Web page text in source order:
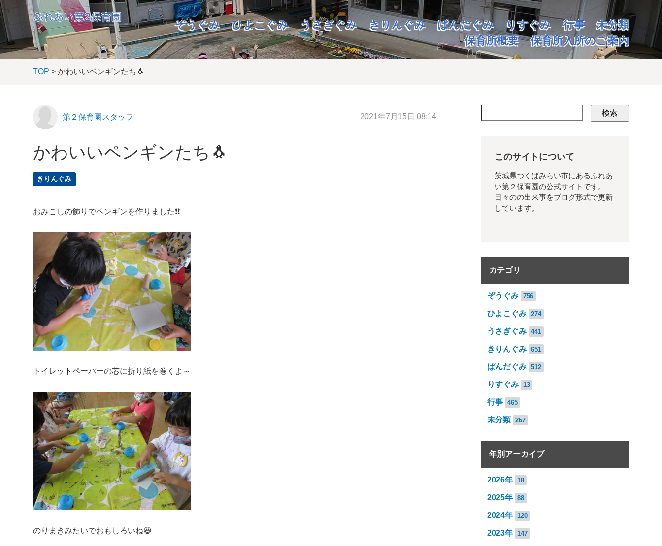
ぞうぐみ ひよこぐみ うさぎぐみ きりんぐみ ぱんだぐみ りすぐみ 行事
未分類
保育所概要
保育所入所のご案内
TOP > かわいいペンギンたち🐧
第２保育園スタッフ 2021年7月15日 08:14
かわいいペンギンたち🐧
きりんぐみ
おみこしの飾りでペンギンを作りました❗❗
トイレットペーパーの芯に折り紙を巻くよ～
のりまきみたいでおもしろいね😆
検索
このサイトについて
茨城県つくばみらい市にあるふれあ
い第２保育園の公式サイトです。
日々のの出来事をブログ形式で更新
しています。
カテゴリ
ぞうぐみ 756
ひよこぐみ 274
うさぎぐみ 441
きりんぐみ 651
ぱんだぐみ 512
りすぐみ 13
行事 465
未分類 267
年別アーカイブ
2026年 18
2025年 88
2024年 120
2023年 147